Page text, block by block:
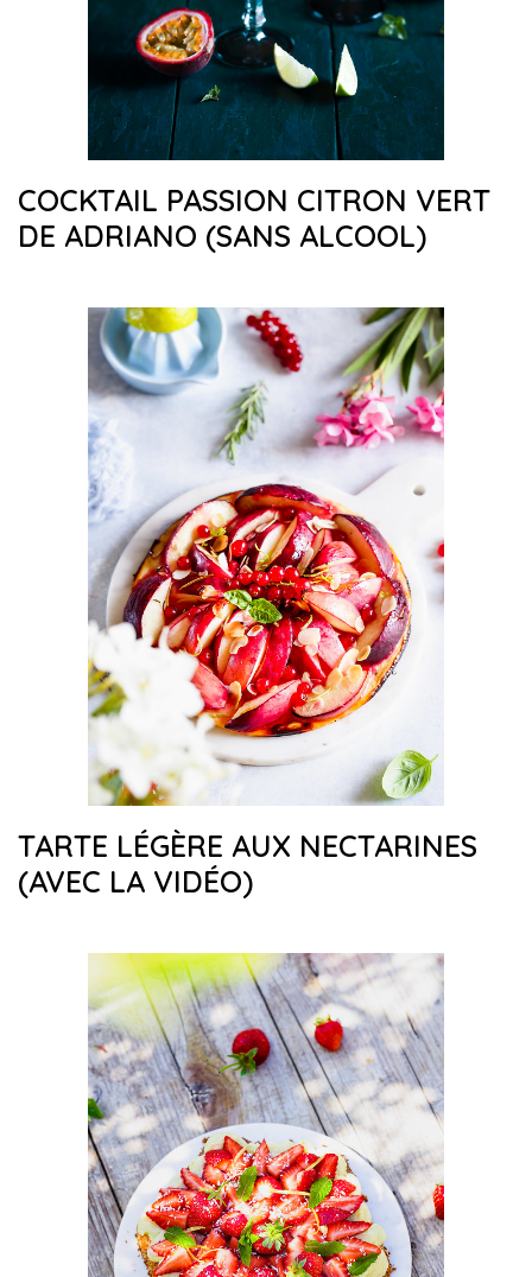
COCKTAIL PASSION CITRON VERT
DE ADRIANO (SANS ALCOOL)
TARTE LÉGÈRE AUX NECTARINES
(AVEC LA VIDÉO)